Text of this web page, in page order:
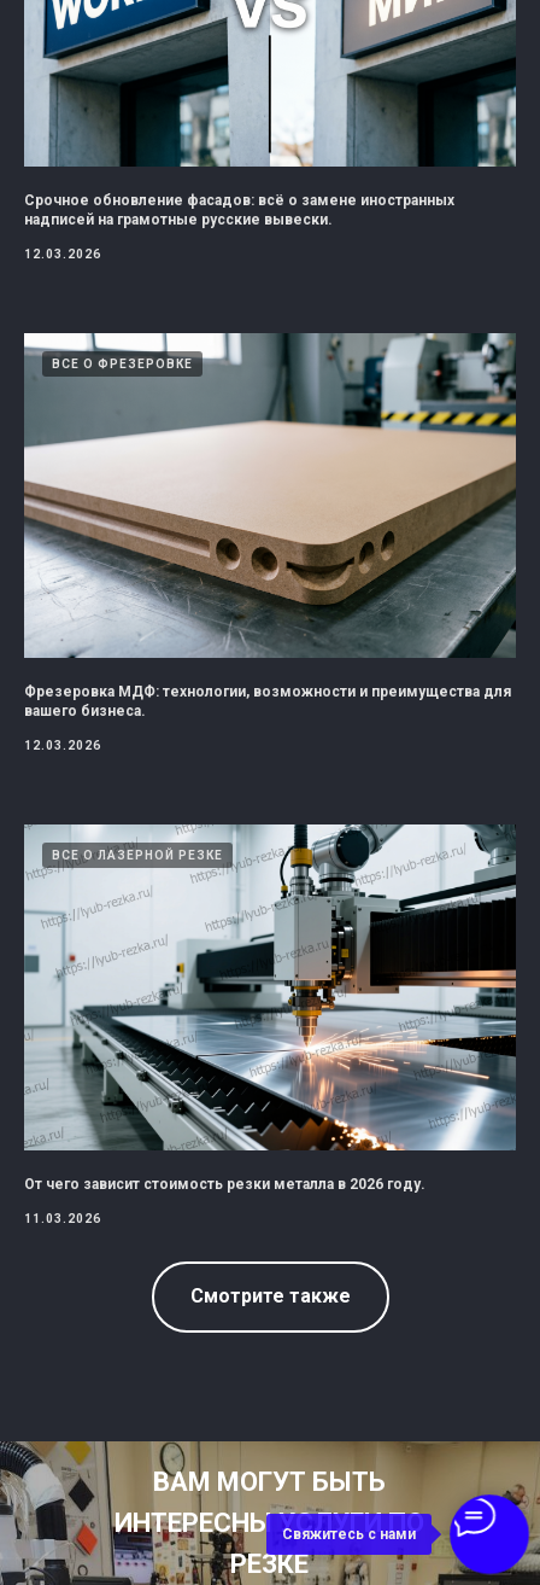
Свяжитесь с нами
Срочное обновление фасадов: всё о замене иностранных
надписей на грамотные русские вывески.
12.03.2026
ВСЕ О ФРЕЗЕРОВКЕ
Фрезеровка МДФ: технологии, возможности и преимущества для
вашего бизнеса.
12.03.2026
ВСЕ О ЛАЗЕРНОЙ РЕЗКЕ
От чего зависит стоимость резки металла в 2026 году.
11.03.2026
Смотрите также
ВАМ МОГУТ БЫТЬ
ИНТЕРЕСНЫ УСЛУГИ ПО
РЕЗКЕ